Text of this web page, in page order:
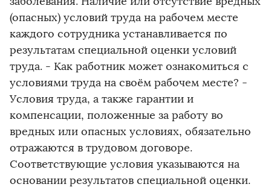
(опасных) условий труда на рабочем месте
каждого сотрудника устанавливается по
результатам специальной оценки условий
труда. - Как работник может ознакомиться с
условиями труда на своём рабочем месте? -
Условия труда, а также гарантии и
компенсации, положенные за работу во
вредных или опасных условиях, обязательно
отражаются в трудовом договоре.
Соответствующие условия указываются на
основании результатов специальной оценки.